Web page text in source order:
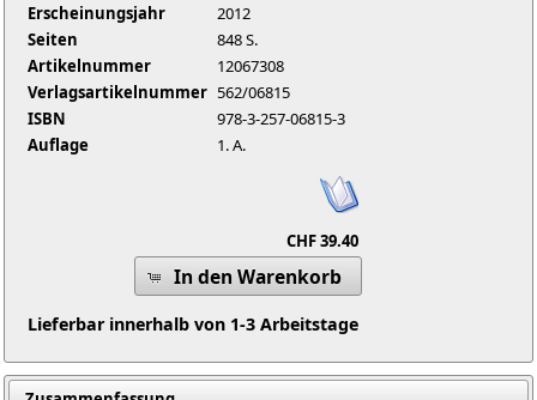
Erscheinungsjahr
2012
Seiten
848 S.
Artikelnummer
12067308
Verlagsartikelnummer 562/06815
ISBN
978-3-257-06815-3
Auflage
1. A.
CHF 39.40
In den Warenkorb
Lieferbar innerhalb von 1-3 Arbeitstage